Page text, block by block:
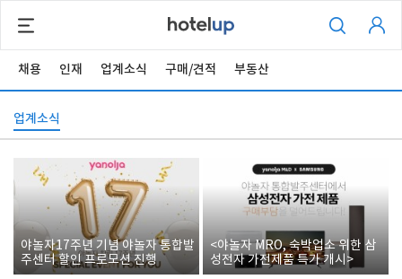
채용 인재 업계소식 구매/견적 부동산
업계소식
야놀자17주년 기념 야놀자 통합발
주센터 할인 프로모션 진행
<야놀자 MRO, 숙박업소 위한 삼
성전자 가전제품 특가 개시>